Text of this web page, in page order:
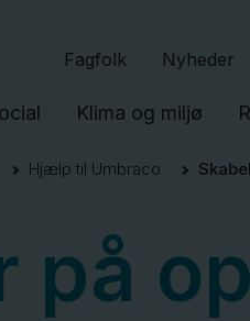
Fagfolk Nyheder
Klima og miljø
Hjælp til Umbraco
på